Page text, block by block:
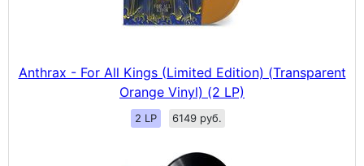
Anthrax - For All Kings (Limited Edition) (Transparent
Orange Vinyl) (2 LP)
2 LP 6149 руб.